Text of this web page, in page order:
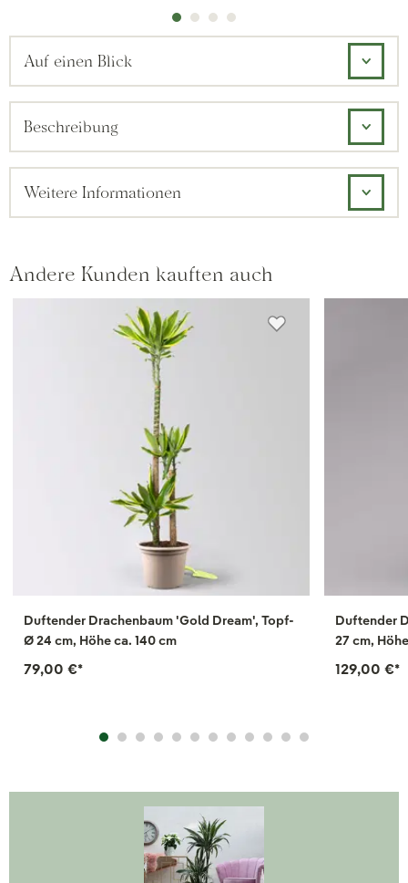
Auf einen Blick
Beschreibung
Weitere Informationen
Andere Kunden kauften auch
Duftender Drachenbaum 'Gold Dream', Topf-
Ø 24 cm, Höhe ca. 140 cm
79,00 €*
Duftender
27 cm,
129,00 €*